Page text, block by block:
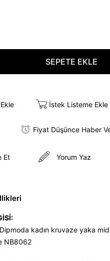
İstek Listeme Ekle
Fiyat Düşünce Haber
Et Yorum Yaz
Dipmoda kadın kruvaze yaka
NB8062